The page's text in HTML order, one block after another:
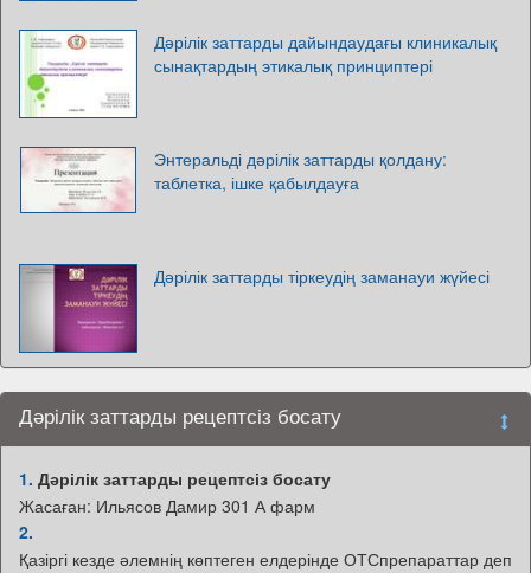
Дәрілік заттарды дайындаудағы клиникалық
сынақтардың этикалық принциптері
Энтеральді дәрілік заттарды қолдану:
таблетка, ішке қабылдауға
Дәрілік заттарды тіркеудің заманауи жүйесі
Дәрілік заттарды рецептсіз босату
1. Дәрілік заттарды рецептсіз босату
Жасаған: Ильясов Дамир 301 А фарм
2.
Қазіргі кезде әлемнің көптеген елдерінде ОТСпрепараттар деп